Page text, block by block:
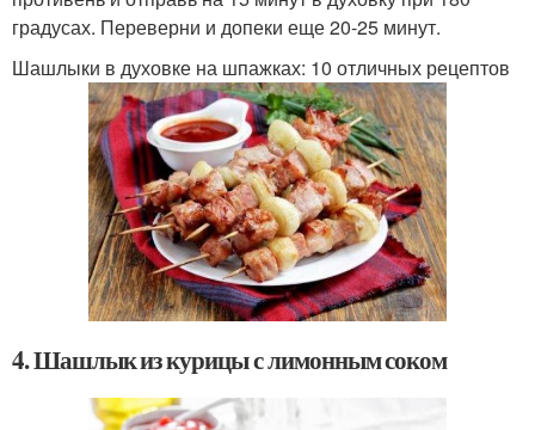
градусах. Переверни и допеки еще 20-25 минут.
Шашлыки в духовке на шпажках: 10 отличных рецептов
4. Шашлык из курицы с лимонным соком